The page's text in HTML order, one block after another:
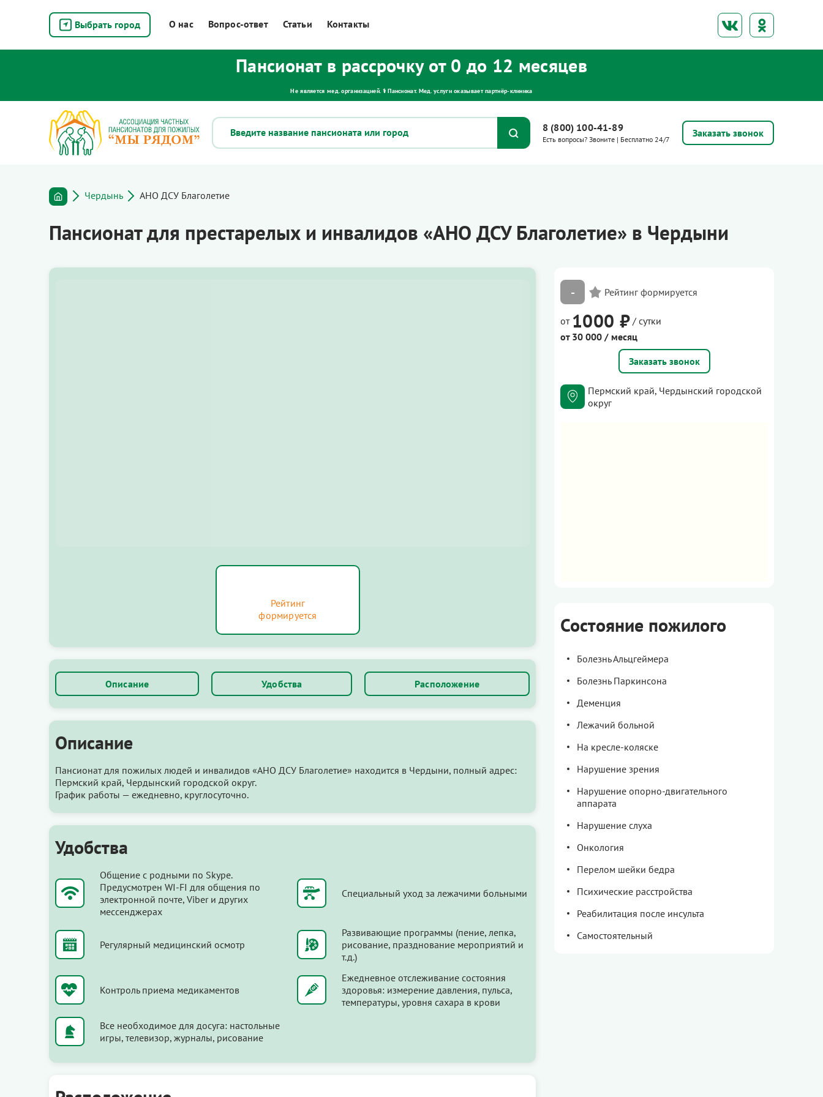
Выбрать город О нас Вопрос-ответ Статьи Контакты
Пансионат в рассрочку от 0 до 12 месяцев
Не является мед. организацией. ⚕ Пансионат. Мед. услуги оказывает партнёр‑клиника
8 (800) 100-41-89
Есть вопросы? Звоните | Бесплатно 24/7
Заказать звонок
Чердынь АНО ДСУ Благолетие
Пансионат для престарелых и инвалидов «АНО ДСУ Благолетие» в Чердыни
Рейтинг
формируется
Описание Удобства Расположение
Описание
Пансионат для пожилых людей и инвалидов «АНО ДСУ Благолетие» находится в Чердыни, полный адрес:
Пермский край, Чердынский городской округ.
График работы — ежедневно, круглосуточно.
Удобства
Общение с родными по Skype.
Предусмотрен WI-FI для общения по
электронной почте, Viber и других
мессенджерах
Специальный уход за лежачими больными
Регулярный медицинский осмотр
Развивающие программы (пение, лепка,
рисование, празднование мероприятий и
т.д.)
Контроль приема медикаментов
Ежедневное отслеживание состояния
здоровья: измерение давления, пульса,
температуры, уровня сахара в крови
Все необходимое для досуга: настольные
игры, телевизор, журналы, рисование
-
от 1000 ₽/ сутки
от 30 000 / месяц
Заказать звонок
Пермский край, Чердынский городской
округ
Состояние пожилого
Болезнь Альцгеймера
Болезнь Паркинсона
Деменция
Лежачий больной
На кресле-коляске
Нарушение зрения
Нарушение опорно-двигательного
аппарата
Нарушение слуха
Онкология
Перелом шейки бедра
Психические расстройства
Реабилитация после инсульта
Самостоятельный